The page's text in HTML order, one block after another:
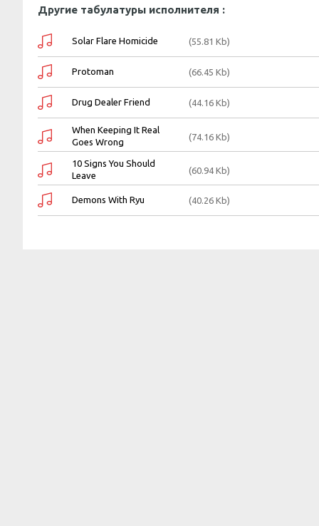
Другие табулатуры исполнителя :
Solar Flare Homicide (55.81 Kb)
Protoman (66.45 Kb)
Drug Dealer Friend (44.16 Kb)
When Keeping It Real
Goes Wrong
(74.16 Kb)
10 Signs You Should
Leave
(60.94 Kb)
Demons With Ryu (40.26 Kb)